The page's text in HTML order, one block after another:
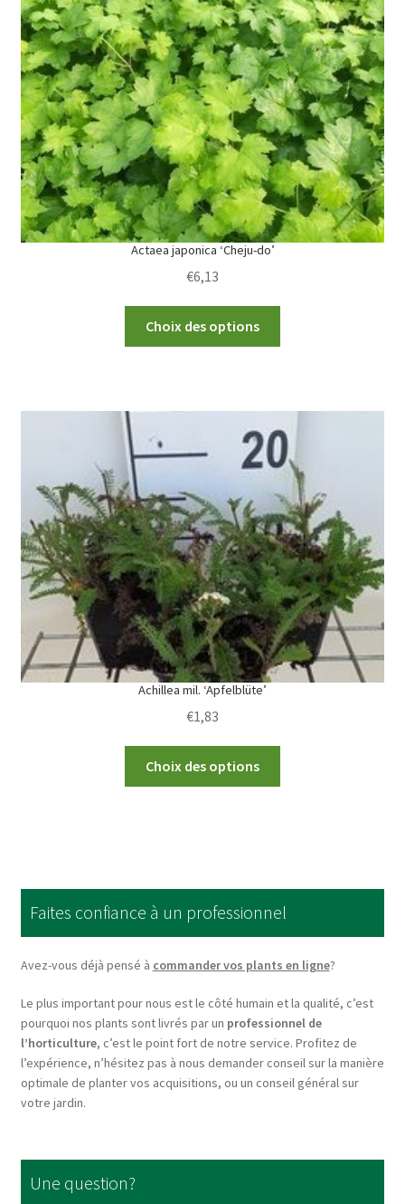
options
may
be
chosen
on
the
product
page
Actaea japonica ‘Cheju-do’
€6,13
Choix des options
The
options
may
be
chosen
on
the
product
page
Achillea mil. ‘Apfelblüte’
€1,83
Choix des options
options
may
be
chosen
the
product
page
Faites confiance à un professionnel
Avez-vous déjà pensé à commander vos plants en ligne?
Le plus important pour nous est le côté humain et la qualité, c’est
pourquoi nos plants sont livrés par un professionnel de
l’horticulture, c’est le point fort de notre service. Profitez de
l’expérience, n’hésitez pas à nous demander conseil sur la manière
optimale de planter vos acquisitions, ou un conseil général sur
votre jardin.
Une question?